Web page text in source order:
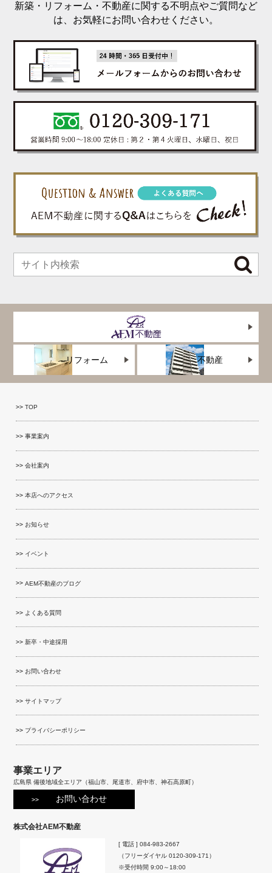
新築・リフォーム・不動産に関する不明点やご質問など
は、お気軽にお問い合わせください。
リフォーム 不動産
TOP
事業案内
会社案内
本店へのアクセス
お知らせ
イベント
AEM不動産のブログ
よくある質問
新卒・中途採用
お問い合わせ
サイトマップ
プライバシーポリシー
事業エリア
広島県 備後地域全エリア（福山市、尾道市、府中市、神石高原町）
お問い合わせ
株式会社AEM不動産
[ 電話 ]084-983-2667
（フリーダイヤル0120-309-171 ）
※受付時間 9:00～18:00